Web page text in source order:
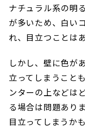
ナチュラル系の明
が多いため、白い
れ、目立つことは
しかし、壁に色が
立ってしまうこと
ンターの上などは
る場合は問題あり
目立ってしまうか